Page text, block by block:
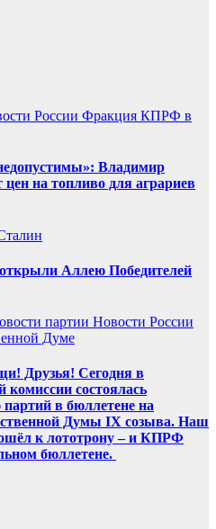
России Фракция КПРФ в
Владимир
на топливо для аграриев
Аллею Победителей
партии Новости России
Думе
Друзья! Сегодня в
комиссии состоялась
в бюллетене на
Думы IX созыва. Наш
к лототрону – и КПРФ
бюллетене.